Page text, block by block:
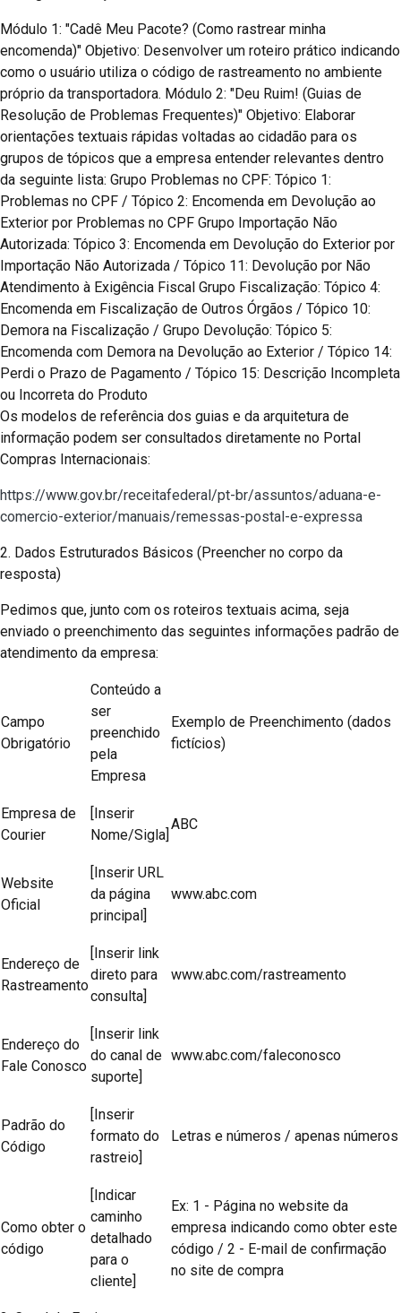
Módulo 1: "Cadê Meu Pacote? (Como rastrear minha
encomenda)" Objetivo: Desenvolver um roteiro prático indicando
como o usuário utiliza o código de rastreamento no ambiente
próprio da transportadora. Módulo 2: "Deu Ruim! (Guias de
Resolução de Problemas Frequentes)" Objetivo: Elaborar
orientações textuais rápidas voltadas ao cidadão para os
grupos de tópicos que a empresa entender relevantes dentro
da seguinte lista: Grupo Problemas no CPF: Tópico 1:
Problemas no CPF / Tópico 2: Encomenda em Devolução ao
Exterior por Problemas no CPF Grupo Importação Não
Autorizada: Tópico 3: Encomenda em Devolução do Exterior por
Importação Não Autorizada / Tópico 11: Devolução por Não
Atendimento à Exigência Fiscal Grupo Fiscalização: Tópico 4:
Encomenda em Fiscalização de Outros Órgãos / Tópico 10:
Demora na Fiscalização / Grupo Devolução: Tópico 5:
Encomenda com Demora na Devolução ao Exterior / Tópico 14:
Perdi o Prazo de Pagamento / Tópico 15: Descrição Incompleta
ou Incorreta do Produto
Os modelos de referência dos guias e da arquitetura de
informação podem ser consultados diretamente no Portal
Compras Internacionais:
https://www.gov.br/receitafederal/pt-br/assuntos/aduana-e-
comercio-exterior/manuais/remessas-postal-e-expressa
2. Dados Estruturados Básicos (Preencher no corpo da
resposta)
Pedimos que, junto com os roteiros textuais acima, seja
enviado o preenchimento das seguintes informações padrão de
atendimento da empresa:
Campo
Obrigatório
Conteúdo a
ser
preenchido
pela
Empresa
Exemplo de Preenchimento (dados
fictícios)
Empresa de
Courier
[Inserir
Nome/Sigla]
ABC
Website
Oficial
[Inserir URL
da página
principal]
www.abc.com
Endereço de
Rastreamento
[Inserir link
direto para
consulta]
www.abc.com/rastreamento
Endereço do
Fale Conosco
[Inserir link
do canal de
suporte]
www.abc.com/faleconosco
Padrão do
Código
[Inserir
formato do
rastreio]
Letras e números / apenas números
Como obter o
código
[Indicar
caminho
detalhado
para o
cliente]
Ex: 1 - Página no website da
empresa indicando como obter este
código / 2 - E-mail de confirmação
no site de compra